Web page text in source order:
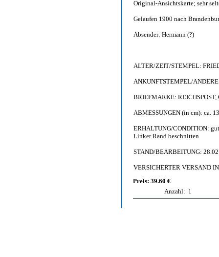
Original-Ansichtskarte; sehr
Gelaufen 1900 nach
Absender: Hermann (?)
ALTER/ZEIT/STEMPEL:
ANKUNFTSTEMPEL/
BRIEFMARKE: REICHSPOST,
ABMESSUNGEN (in cm): ca.
ERHALTUNG/CONDITION:
Linker Rand beschnitten
STAND/BEARBEITUNG:
VERSICHERTER VERSAND
Preis: 39.60 €
Anzahl: 1